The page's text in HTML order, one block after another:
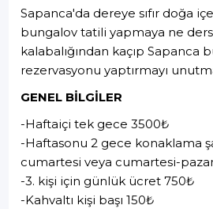
Sapanca'da dereye sıfır doğa
bungalov tatili yapmaya ne
kalabalığından kaçıp Sapanca
rezervasyonu yaptırmayı
GENEL BİLGİLER
-Haftaiçi tek gece 3500₺
-Haftasonu 2 gece konaklama
cumartesi veya cumartesi-
-3. kişi için günlük ücret 750₺
-Kahvaltı kişi başı 150₺